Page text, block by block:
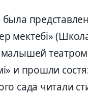
мектебі»
и прошли
сада читали